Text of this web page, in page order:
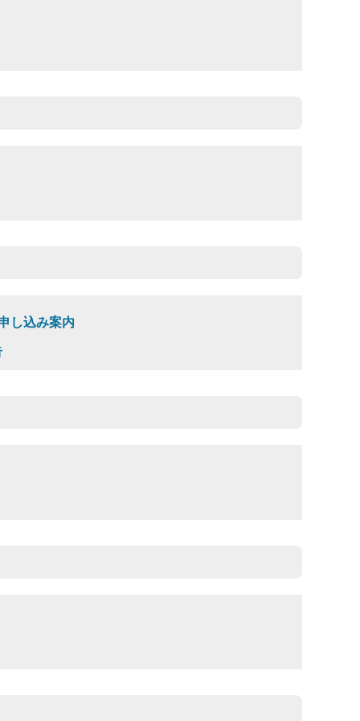
し込み案内